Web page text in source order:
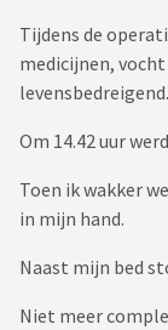
Tijdens de
medicijnen,
Om 14.42 uur
Toen ik wakker
in mijn hand.
Naast mijn bed
Niet meer